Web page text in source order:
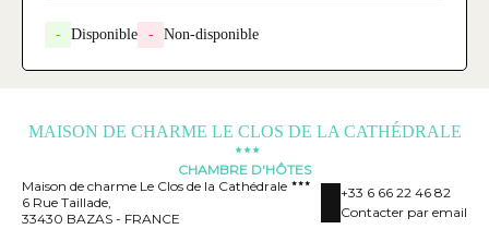
- Disponible - Non-disponible
MAISON DE CHARME LE CLOS DE LA CATHÉDRALE
CHAMBRE D'HÔTES
Maison de charme Le Clos de la Cathédrale
6 Rue Taillade,
33430 BAZAS - FRANCE
+33 6 66 22 46 82
Contacter par email